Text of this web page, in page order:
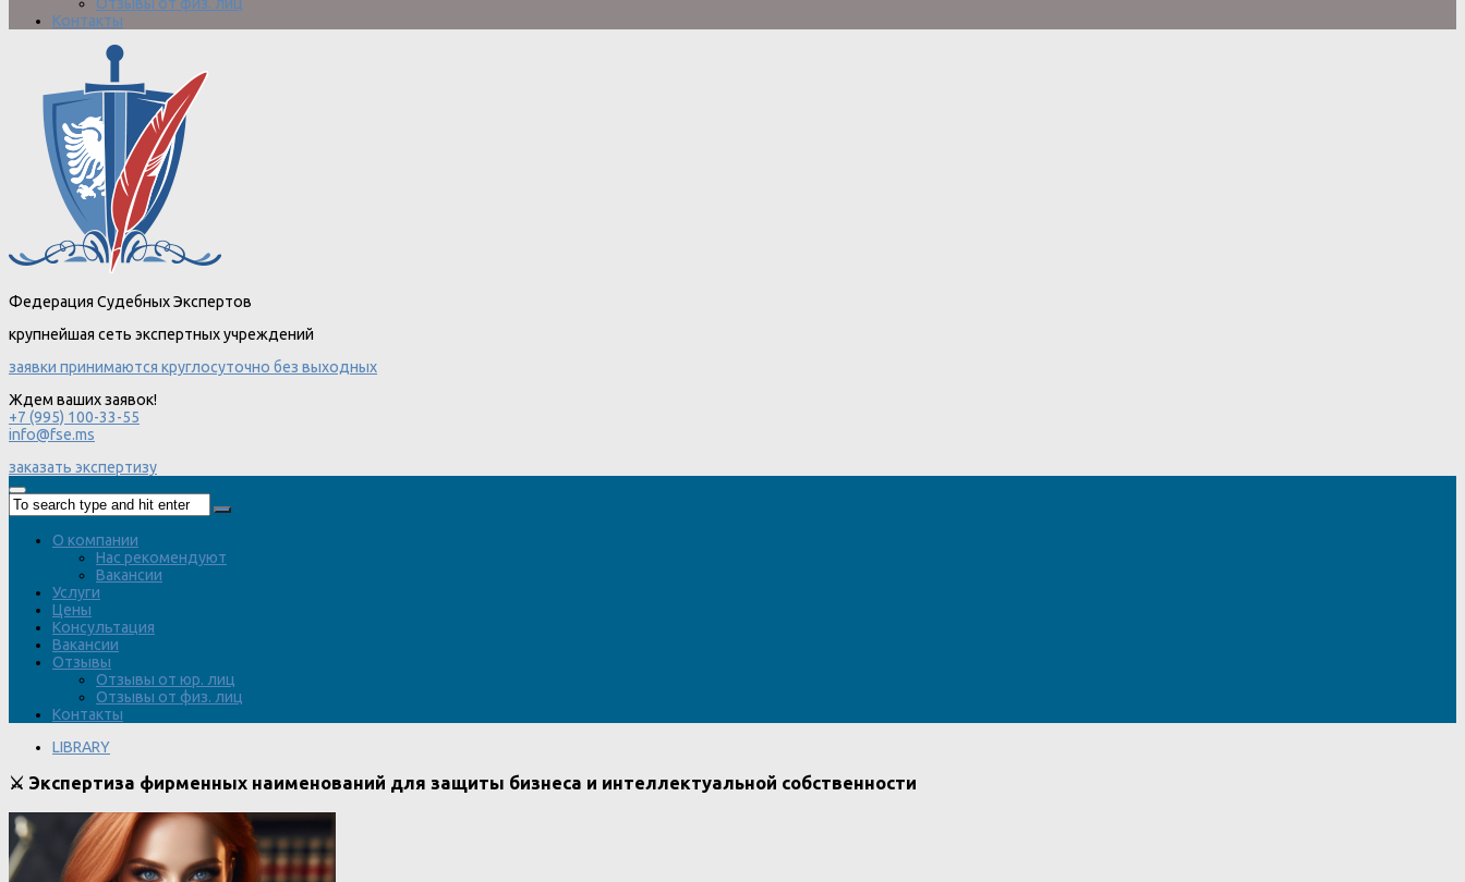
Отзывы от физ. лиц
Контакты
Федерация Судебных Экспертов
крупнейшая сеть экспертных учреждений
заявки принимаются круглосуточно без выходных
Ждем ваших заявок!
+7 (995) 100-33-55
info@fse.ms
заказать экспертизу
О компании
Нас рекомендуют
Вакансии
Услуги
Цены
Консультация
Вакансии
Отзывы
Отзывы от юр. лиц
Отзывы от физ. лиц
Контакты
LIBRARY
⚔️ Экспертиза фирменных наименований для защиты бизнеса и интеллектуальной собственности